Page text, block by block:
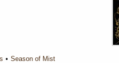
Season of Mist